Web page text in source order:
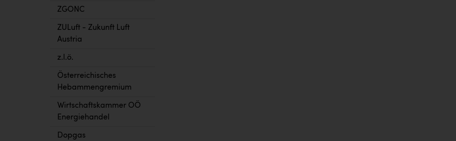
ZGONC
ZULuft - Zukunft Luft
Austria
z.l.ö.
Österreichisches
Hebammengremium
Wirtschaftskammer OÖ
Energiehandel
Dopgas